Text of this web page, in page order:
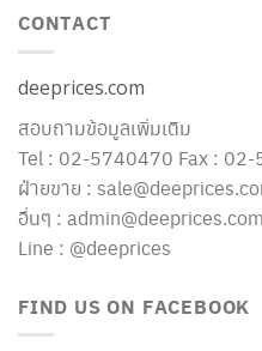
CONTACT
deeprices.com
สอบถามข้อมูลเพิ่มเติม
Tel : 02-5740470 Fax :
ฝ่ายขาย :
อื่นๆ : admin@deeprices.com
Line : @deeprices
FIND US ON FACEBOOK